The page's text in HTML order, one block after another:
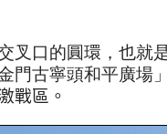
叉口的圓環，也就
門古寧頭和平廣場」
戰區。